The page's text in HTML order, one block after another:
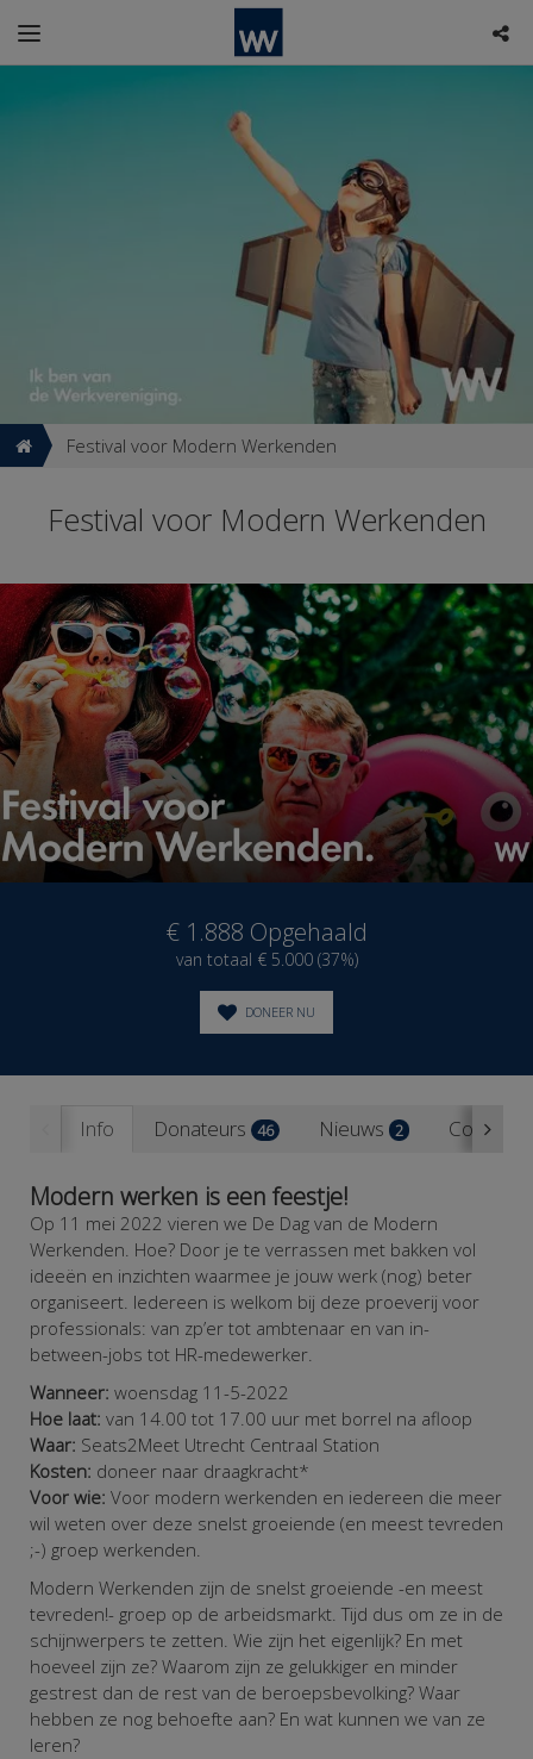
Festival voor Modern Werkenden
Festival voor Modern Werkenden
€ 1.888 Opgehaald
van totaal € 5.000 (37%)
DONEER NU
Info Donateurs 46 Nieuws 2 Contact
Modern werken is een feestje!
Op 11 mei 2022 vieren we De Dag van de Modern
Werkenden. Hoe? Door je te verrassen met bakken vol
ideeën en inzichten waarmee je jouw werk (nog) beter
organiseert. Iedereen is welkom bij deze proeverij voor
professionals: van zp’er tot ambtenaar en van in-
between-jobs tot HR-medewerker.
Wanneer: woensdag 11-5-2022
Hoe laat: van 14.00 tot 17.00 uur met borrel na afloop
Waar: Seats2Meet Utrecht Centraal Station
Kosten: doneer naar draagkracht*
Voor wie: Voor modern werkenden en iedereen die meer
wil weten over deze snelst groeiende (en meest tevreden
;-) groep werkenden.
Modern Werkenden zijn de snelst groeiende -en meest
tevreden!- groep op de arbeidsmarkt. Tijd dus om ze in de
schijnwerpers te zetten. Wie zijn het eigenlijk? En met
hoeveel zijn ze? Waarom zijn ze gelukkiger en minder
gestrest dan de rest van de beroepsbevolking? Waar
hebben ze nog behoefte aan? En wat kunnen we van ze
leren?